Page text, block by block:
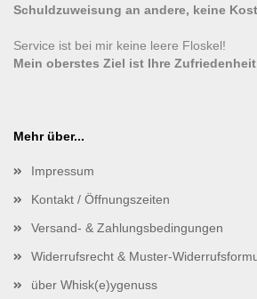
Schuldzuweisung an andere, keine
Service ist bei mir keine leere Floskel!
Mein oberstes Ziel ist Ihre
Mehr über...
Impressum
Kontakt / Öffnungszeiten
Versand- & Zahlungsbedingungen
Widerrufsrecht & Muster-
über Whisk(e)ygenuss